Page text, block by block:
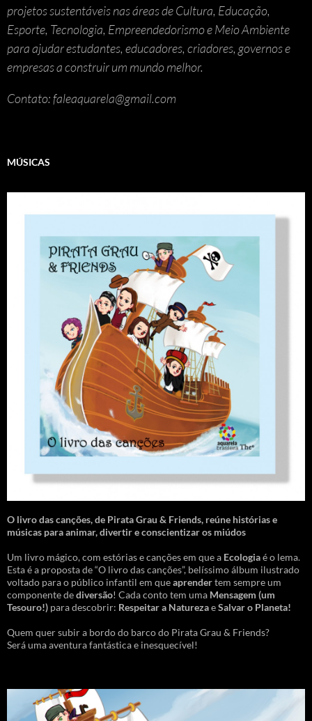
projetos sustentáveis nas áreas de Cultura, Educação,
Esporte, Tecnologia, Empreendedorismo e Meio Ambiente
para ajudar estudantes, educadores, criadores, governos e
empresas a construir um mundo melhor.
Contato: faleaquarela@gmail.com
MÚSICAS
O livro das canções,de Pirata Grau & Friends, reúne histórias e
músicas para animar, divertir e conscientizar os miúdos
Um livro mágico, com estórias e canções em que a Ecologiaé o lema.
Esta é a proposta de “O livro das canções”, belíssimo álbum ilustrado
voltado para o público infantil em queaprendertem sempre um
componente dediversão! Cada conto tem uma Mensagem (um
Tesouro!) para descobrir: Respeitar a NaturezaeSalvar o Planeta!
Quem quer subir a bordo do barco do Pirata Grau & Friends?
Será uma aventura fantástica e inesquecível!